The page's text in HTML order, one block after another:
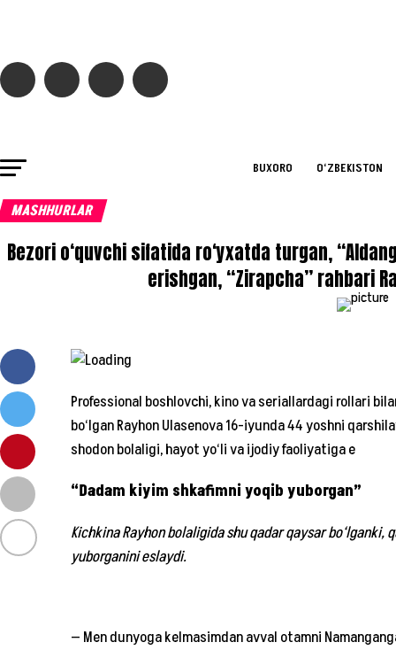
BUXORO O‘ZBEKISTON
MASHHURLAR
Bezori o‘quvchi sifatida ro‘yxatda turgan,
erishgan, “Zirapcha” rahbari
Professional boshlovchi, kino va seriallardagi rollari
bo‘lgan Rayhon Ulasenova 16-iyunda 44 yoshni
shodon bolaligi, hayot yo‘li va ijodiy faoliyatiga e
“Dadam kiyim shkafimni yoqib yuborgan”
Kichkina Rayhon bolaligida shu qadar qaysar
yuborganini eslaydi.
— Men dunyoga kelmasimdan avval otamni